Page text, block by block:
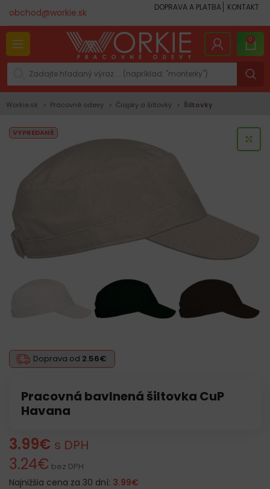
obchod@workie.sk DOPRAVA A PLATBA KONTAKT
0
Workie.sk Pracovné odevy Čiapky a šiltovky Šiltovky
VYPREDANÉ
Pracovná bavlnená šiltovka CuP
Havana
Doprava od 2.56€
3.99€ s DPH
3.24€ bez DPH
Najnižšia cena za 30 dní: 3.99€